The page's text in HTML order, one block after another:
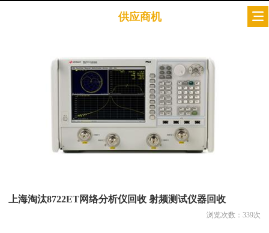
供应商机
上海淘汰8722ET网络分析仪回收 射频测试仪器回收
浏览次数： 339次